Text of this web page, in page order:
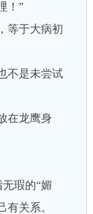
！”
等于大病初
不是未尝试
在龙鹰身
瑕的“媚
有关系。